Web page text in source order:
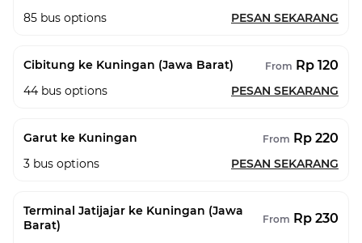
85 bus options PESAN SEKARANG
Cibitung ke Kuningan (Jawa Barat) From Rp 120
44 bus options PESAN SEKARANG
Garut ke Kuningan From Rp 220
3 bus options PESAN SEKARANG
Terminal Jatijajar ke Kuningan (Jawa
Barat)
From Rp 230